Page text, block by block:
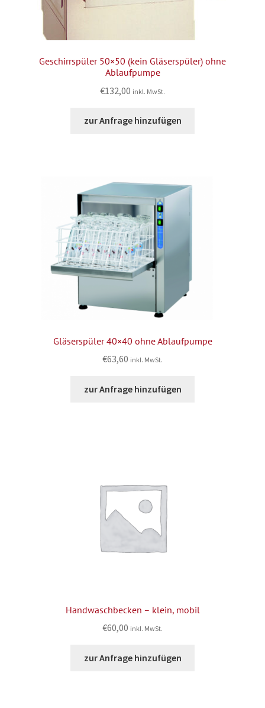
Geschirrspüler 50×50 (kein Gläserspüler) ohne
Ablaufpumpe
€132,00 inkl. MwSt.
zur Anfrage hinzufügen
Gläserspüler 40×40 ohne Ablaufpumpe
€63,60 inkl. MwSt.
zur Anfrage hinzufügen
Handwaschbecken – klein, mobil
€60,00 inkl. MwSt.
zur Anfrage hinzufügen